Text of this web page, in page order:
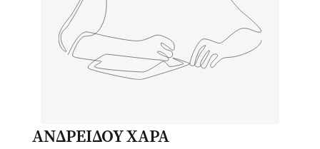
ΑΝΔΡΕΙΔΟΥ ΧΑΡΑ